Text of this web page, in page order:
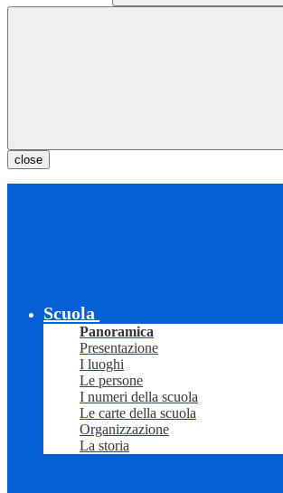
close
Scuola
Panoramica
Presentazione
I luoghi
Le persone
I numeri della scuola
Le carte della scuola
Organizzazione
La storia